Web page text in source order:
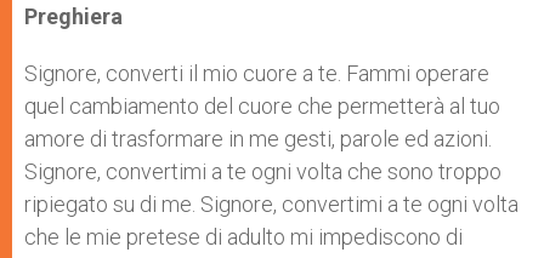
Preghiera
Signore, converti il mio cuore a te. Fammi operare
quel cambiamento del cuore che permetterà al tuo
amore di trasformare in me gesti, parole ed azioni.
Signore, convertimi a te ogni volta che sono troppo
ripiegato su di me. Signore, convertimi a te ogni volta
che le mie pretese di adulto mi impediscono di